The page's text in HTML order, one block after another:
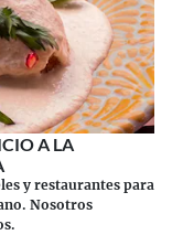
A LA
y restaurantes para
Nosotros